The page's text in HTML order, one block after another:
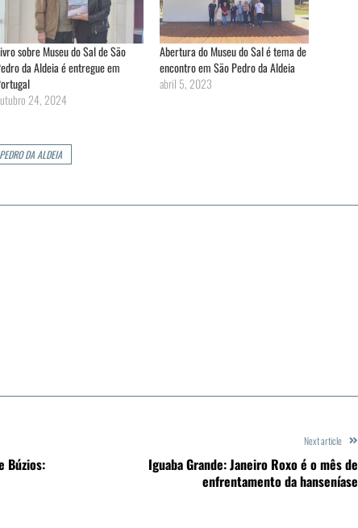
sobre Museu do Sal de São
da Aldeia é entregue em
24, 2024
Abertura do Museu do Sal é tema de
encontro em São Pedro da Aldeia
abril 5, 2023
DA ALDEIA
Búzios:
Next article
Iguaba Grande: Janeiro Roxo é o mês de
enfrentamento da hanseníase